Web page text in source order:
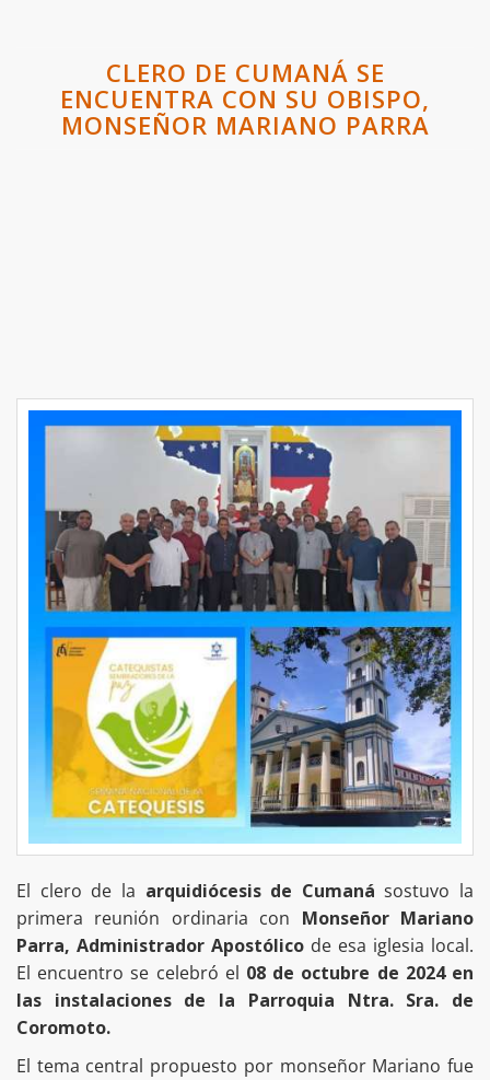
CLERO DE CUMANÁ SE
ENCUENTRA CON SU OBISPO,
MONSEÑOR MARIANO PARRA
El clero de la arquidiócesis de Cumaná sostuvo la
primera reunión ordinaria con Monseñor Mariano
Parra, Administrador Apostólico de esa iglesia local.
El encuentro se celebró el 08 de octubre de 2024 en
las instalaciones de la Parroquia Ntra. Sra. de
Coromoto.
El tema central propuesto por monseñor Mariano fue